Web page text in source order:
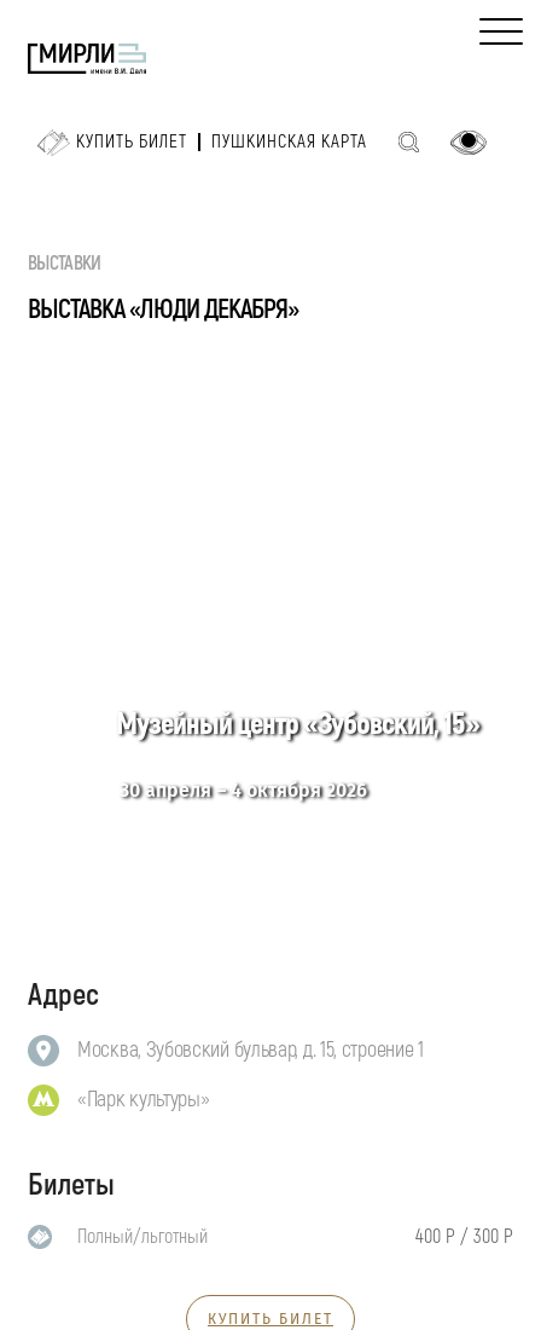
КУПИТЬ БИЛЕТ ПУШКИНСКАЯ КАРТА
ВЫСТАВКИ
ВЫСТАВКА «ЛЮДИ ДЕКАБРЯ»
Музейный центр «Зубовский, 15»
30 апреля – 4 октября 2026
Адрес
Москва, Зубовский бульвар, д. 15, строение 1
«Парк культуры»
Билеты
Полный/льготный 400 Р / 300 Р
КУПИТЬ БИЛЕТ